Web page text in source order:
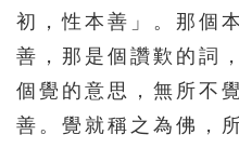
初，性本善」。那個
善，那是個讚歎的詞
個覺的意思，無所不
善。覺就稱之為佛，